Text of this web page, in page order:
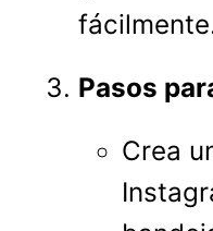
Pasos
Crea